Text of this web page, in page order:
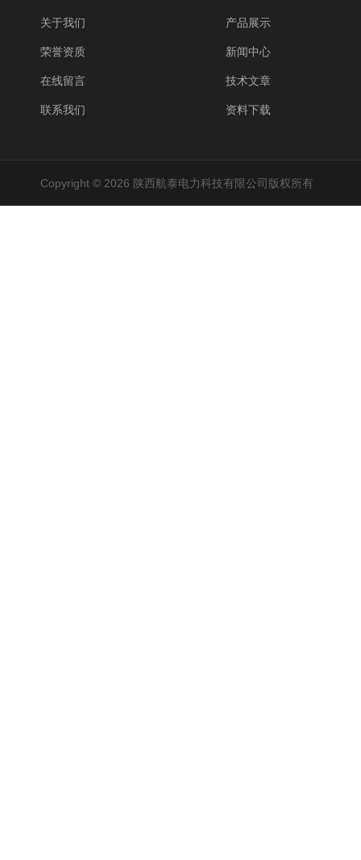
关于我们
荣誉资质
在线留言
联系我们
产品展示
新闻中心
技术文章
资料下载
Copyright © 2026 陕西航泰电力科技有限公司版权所有